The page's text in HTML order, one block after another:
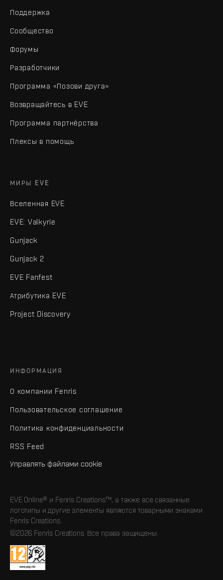
Поддержка
Сообщество
Форумы
Разработчики
Программа «Позови друга»
Возвращайтесь в EVE
Программа партнёрства
Плексы в помощь
МИРЫ EVE
Вселенная EVE
EVE: Valkyrie
Gunjack
Gunjack 2
EVE Fanfest
Атрибутика EVE
Project Discovery
ИНФОРМАЦИЯ
О компании Fenris
Пользовательское соглашение
Политика конфиденциальности
RSS Feed
Управлять файлами cookie
EVE Online® и Fenris Creations™, а также все связанные
логотипы и другие элементы являются товарными знаками
Fenris Creations.
©2026 Fenris Creations. Все права защищены.